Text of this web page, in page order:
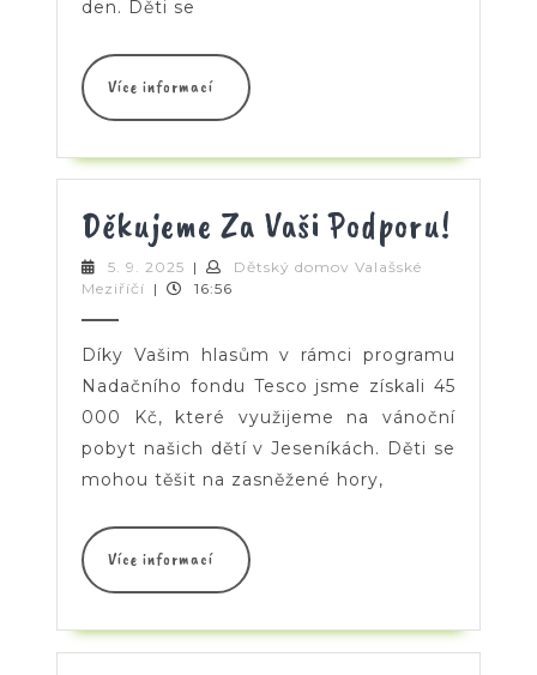
den. Děti se
Více informací
Více
informací
Děkujeme Za Vaši Podporu!
5. 9. 2025 5.
9.
|
Dětský domov Valašské
Meziříčí Dětský
Meziříčí
| 16:56
Díky Vašim hlasům v rámci programu
Nadačního fondu Tesco jsme získali 45
000 Kč, které využijeme na vánoční
pobyt našich dětí v Jeseníkách. Děti se
mohou těšit na zasněžené hory,
Více informací
Více
informací